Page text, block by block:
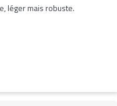
léger mais robuste.